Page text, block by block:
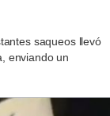
saqueos llevó
enviando un